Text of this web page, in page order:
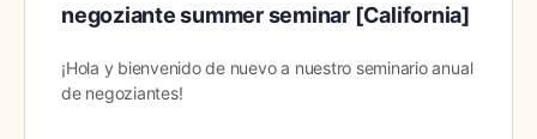
negoziante summer seminar [California]
¡Hola y bienvenido de nuevo a nuestro seminario anual
de negoziantes!